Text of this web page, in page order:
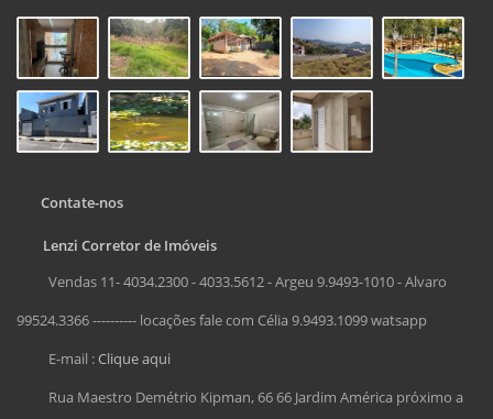
Contate-nos
Lenzi Corretor de Imóveis
Vendas 11- 4034.2300 - 4033.5612 - Argeu 9.9493-1010 - Alvaro
99524.3366 ---------- locações fale com Célia 9.9493.1099 watsapp
E-mail :Clique aqui
Rua Maestro Demétrio Kipman, 66 66 Jardim América próximo a